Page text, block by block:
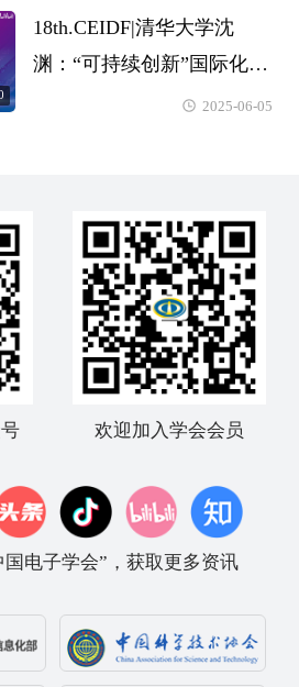
18th.CEIDF|清华大学沈
渊：“可持续创新”国际化战
略：新形势下电子信息领域
2025-06-05
欢迎加入学会会员
电子学会”，获取更多资讯